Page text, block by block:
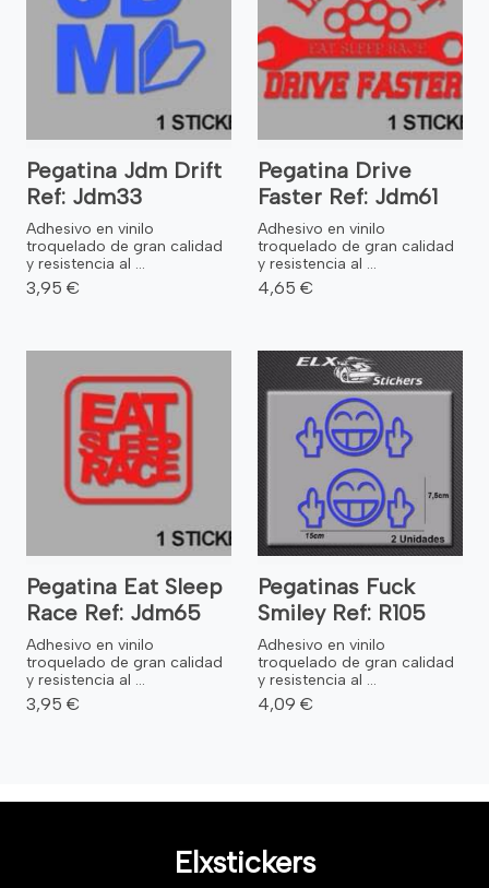
Pegatina Jdm Drift
Ref: Jdm33
Adhesivo en vinilo
troquelado de gran calidad
y resistencia al ...
3,95 €
Pegatina Drive
Faster Ref: Jdm61
Adhesivo en vinilo
troquelado de gran calidad
y resistencia al ...
4,65 €
Pegatina Eat Sleep
Race Ref: Jdm65
Adhesivo en vinilo
troquelado de gran calidad
y resistencia al ...
3,95 €
Pegatinas Fuck
Smiley Ref: R105
Adhesivo en vinilo
troquelado de gran calidad
y resistencia al ...
4,09 €
Elxstickers